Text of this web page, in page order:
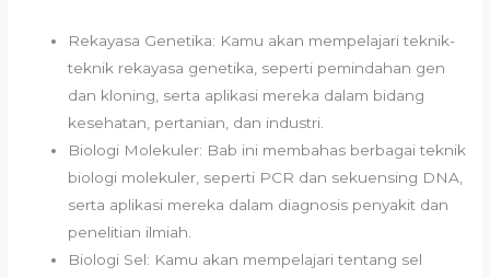
Rekayasa Genetika: Kamu akan mempelajari teknik-
teknik rekayasa genetika, seperti pemindahan gen
dan kloning, serta aplikasi mereka dalam bidang
kesehatan, pertanian, dan industri.
Biologi Molekuler: Bab ini membahas berbagai teknik
biologi molekuler, seperti PCR dan sekuensing DNA,
serta aplikasi mereka dalam diagnosis penyakit dan
penelitian ilmiah.
Biologi Sel: Kamu akan mempelajari tentang sel